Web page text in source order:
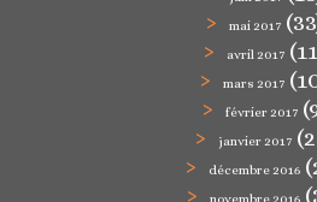
mai 2017
avril 2017
mars 2017
février 2017
janvier 2017
décembre 2016